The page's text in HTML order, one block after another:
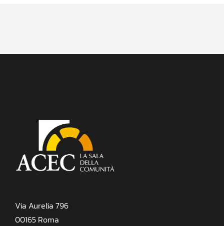
Via Aurelia 796
00165 Roma